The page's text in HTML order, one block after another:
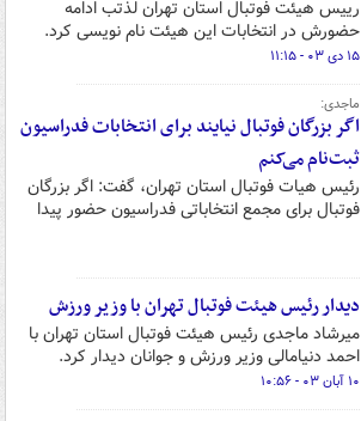
رییس هیئت فوتبال استان تهران لذتب ادامه
حضورش در انتخابات این هیئت نام نویسی کرد.
۱۵ دی ۰۳ - ۱۱:۱۵
ماجدی:
اگر بزرگان فوتبال نیایند برای انتخابات فدراسیون
ثبت‌نام می‌کنم
رئیس هیات فوتبال استان تهران، گفت: اگر بزرگان
فوتبال برای مجمع انتخاباتی فدراسیون حضور پیدا
دیدار رئیس هیئت فوتبال تهران با وزیر ورزش
میرشاد ماجدی رئیس هیئت فوتبال استان تهران با
احمد دنیامالی وزیر ورزش و جوانان دیدار کرد.
۱۰ آبان ۰۳ - ۱۰:۵۶